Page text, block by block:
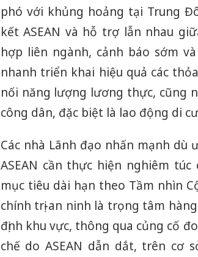
phó với khủng hoảng tại Trung
kết ASEAN và hỗ trợ lẫn nhau
hợp liên ngành, cảnh báo sớm
nhanh triển khai hiệu quả các
nối năng lượng lương thực, cũng
công dân, đặc biệt là lao động di
Các nhà Lãnh đạo nhấn mạnh
ASEAN cần thực hiện nghiêm
mục tiêu dài hạn theo Tầm nhìn
chính trị-an ninh là trọng tâm
định khu vực, thông qua củng cố
chế do ASEAN dẫn dắt, trên cơ